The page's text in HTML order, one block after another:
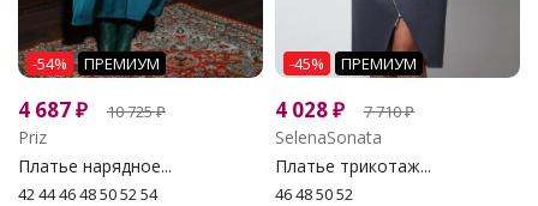
-54% ПРЕМИУМ
4 687₽ 10 725₽
Priz
Платье нарядное...
42 44 46 48 50 52 54
-45% ПРЕМИУМ
4 028₽ 7 710₽
SelenaSonata
Платье трикотаж...
46 48 50 52